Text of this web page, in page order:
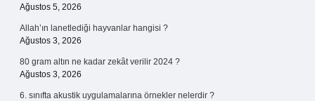
Ağustos 5, 2026
Allah’ın lanetlediği hayvanlar hangisi ?
Ağustos 3, 2026
80 gram altın ne kadar zekât verilir 2024 ?
Ağustos 3, 2026
6. sınıfta akustik uygulamalarına örnekler nelerdir ?